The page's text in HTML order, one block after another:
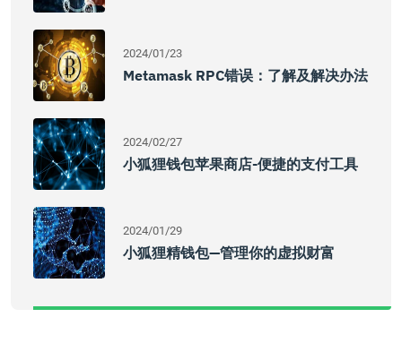
2024/01/23
Metamask RPC错误：了解及解决办法
2024/02/27
小狐狸钱包苹果商店-便捷的支付工具
2024/01/29
小狐狸精钱包—管理你的虚拟财富